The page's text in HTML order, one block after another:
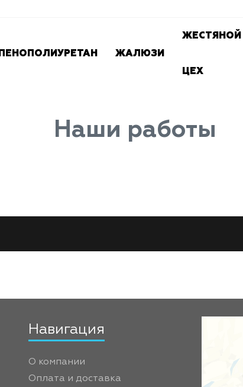
ПЕНОПОЛИУРЕТАН ЖАЛЮЗИ
ЖЕСТЯНОЙ
ЦЕХ
Наши работы
Навигация
О компании
Оплата и доставка